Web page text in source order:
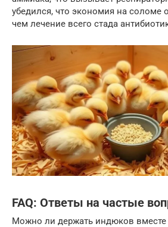
убедился, что экономия на соломе
чем лечение всего стада
FAQ: Ответы на частые
Можно ли держать индюков вместе